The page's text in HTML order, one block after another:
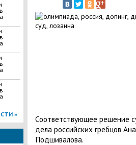
»
Соответствующее решение
дела российских гребцов
Подшивалова.